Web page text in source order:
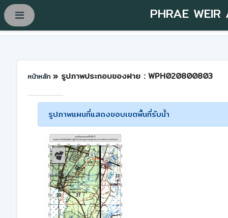
PHRAE WEIR
หน้าหลัก » รูปภาพประกอบของฝาย : WPH020800803
รูปภาพแผนที่แสดงขอบเขตพื้นที่รับน้ำ